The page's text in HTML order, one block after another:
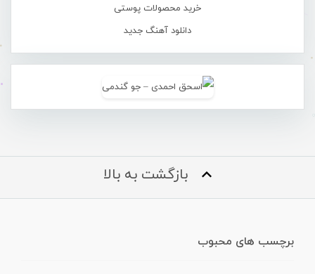
خرید محصولات پوستی
دانلود آهنگ جدید
بازگشت به بالا
برچسب های محبوب